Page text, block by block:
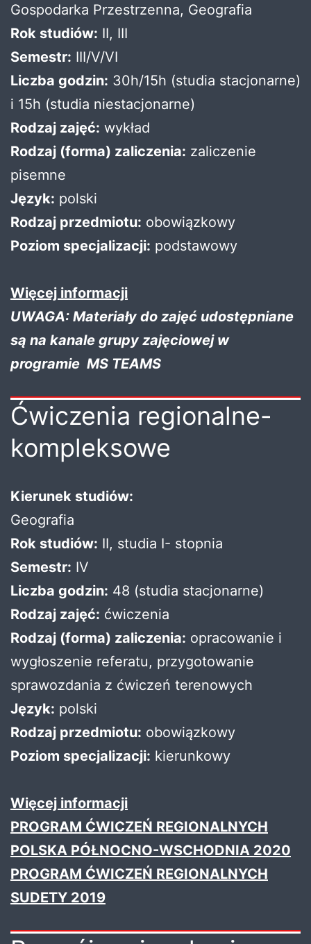
Gospodarka Przestrzenna, Geografia
Rok studiów: II, III
Semestr: III/V/VI
Liczba godzin: 30h/15h (studia stacjonarne)
i 15h (studia niestacjonarne)
Rodzaj zajęć: wykład
Rodzaj (forma) zaliczenia: zaliczenie
pisemne
Język: polski
Rodzaj przedmiotu: obowiązkowy
Poziom specjalizacji: podstawowy
Więcej informacji
UWAGA: Materiały do zajęć udostępniane
są na kanale grupy zajęciowej w
programie MS TEAMS
Ćwiczenia regionalne-
kompleksowe
Kierunek studiów:
Geografia
Rok studiów: II, studia I- stopnia
Semestr: IV
Liczba godzin: 48 (studia stacjonarne)
Rodzaj zajęć: ćwiczenia
Rodzaj (forma) zaliczenia: opracowanie i
wygłoszenie referatu, przygotowanie
sprawozdania z ćwiczeń terenowych
Język: polski
Rodzaj przedmiotu: obowiązkowy
Poziom specjalizacji: kierunkowy
Więcej informacji
PROGRAM ĆWICZEŃ REGIONALNYCH
POLSKA PÓŁNOCNO-WSCHODNIA 2020
PROGRAM ĆWICZEŃ REGIONALNYCH
SUDETY 2019